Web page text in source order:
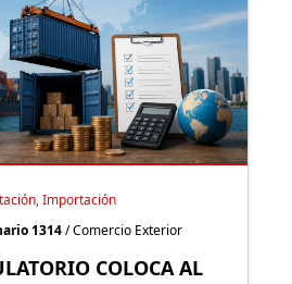
Importación
1314/ Comercio Exterior
COLOCA AL